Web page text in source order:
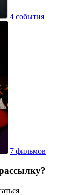
4 события
7 фильмов